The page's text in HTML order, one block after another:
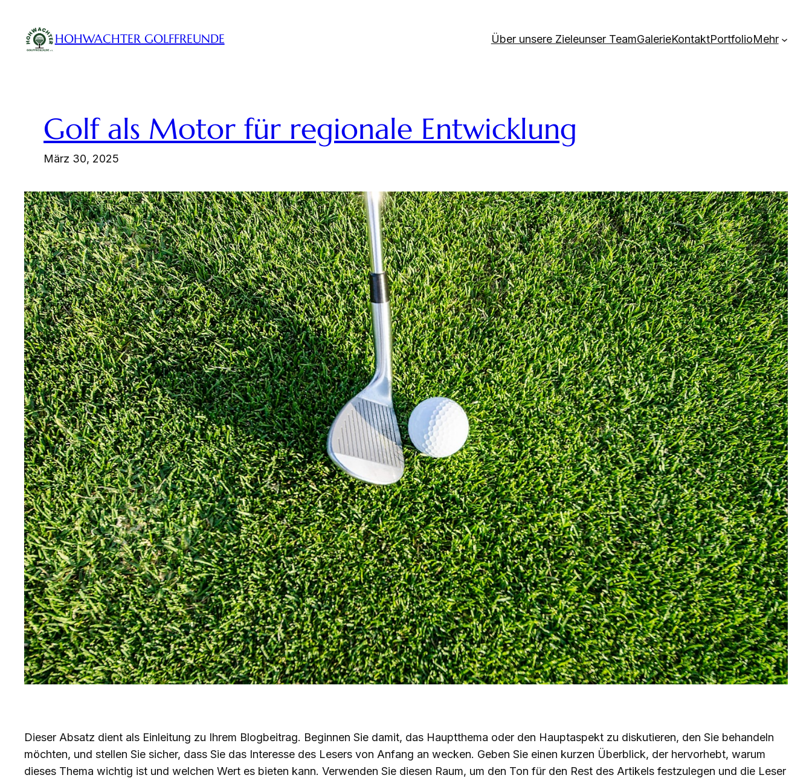
Inhalt
springen
HOHWACHTER GOLFFREUNDE Über unsere Zieleunser TeamGalerieKontaktPortfolioMehr
Golf als Motor für regionale Entwicklung
März 30, 2025
Dieser Absatz dient als Einleitung zu Ihrem Blogbeitrag. Beginnen Sie damit, das Hauptthema oder den Hauptaspekt zu diskutieren, den Sie behandeln
möchten, und stellen Sie sicher, dass Sie das Interesse des Lesers von Anfang an wecken. Geben Sie einen kurzen Überblick, der hervorhebt, warum
dieses Thema wichtig ist und welchen Wert es bieten kann. Verwenden Sie diesen Raum, um den Ton für den Rest des Artikels festzulegen und die Leser